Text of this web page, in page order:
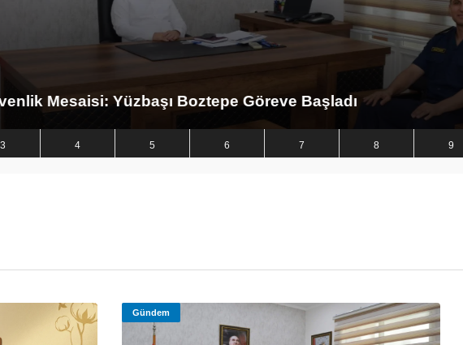
Yüzbaşı Boztepe Göreve Başladı
3 4 5 6 7 8 9
Gündem